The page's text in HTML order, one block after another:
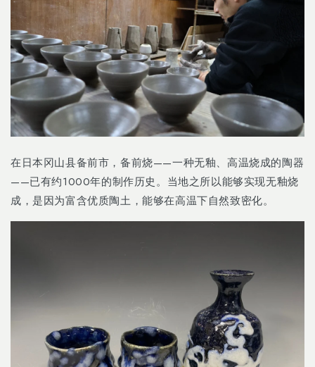
在日本冈山县备前市，备前烧——一种无釉、高温烧成的陶器
——已有约1000年的制作历史。当地之所以能够实现无釉烧
成，是因为富含优质陶土，能够在高温下自然致密化。